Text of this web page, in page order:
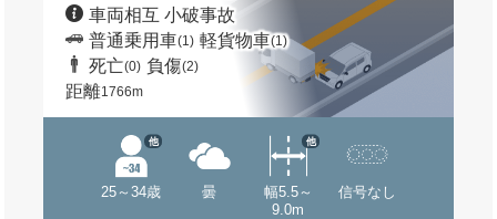
車両相互 小破事故
普通乗用車(1) 軽貨物車(1)
死亡(0) 負傷(2)
距離1766m
25～34歳
他
曇
幅5.5～
9.0m
他
信号なし